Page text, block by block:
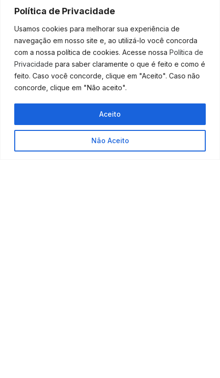
Política de Privacidade
Usamos cookies para melhorar sua experiência de
navegação em nosso site e, ao utilizá-lo você concorda
com a nossa política de cookies. Acesse nossa Política de
Privacidade para saber claramente o que é feito e como é
feito. Caso você concorde, clique em "Aceito". Caso não
concorde, clique em "Não aceito".
Não Aceito
Aceito
Situação:em vigor.
Prorrogação de dívidas
O que é:o Conselho Monetário Nacional (CMN)
deu aval para que os maiores bancos do país
prorroguem por até 60 dias o prazo para
pagamento de empréstimos e parcelas de
financiamento imobiliário. A medida contempla
operações de crédito realizadas em Banco do
Brasil, Bradesco, Caixa Econômica Federal, Itaú
Unibanco e Santander.
pessoas físicas e jurídicas com
empréstimos e financiamentos obtidos por meio